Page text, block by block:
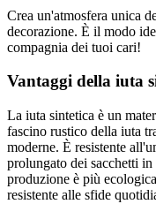
Crea un'atmosfera unica
decorazione. È il modo
compagnia dei tuoi cari!
Vantaggi della iuta
La iuta sintetica è un
fascino rustico della iuta
moderne. È resistente
prolungato dei sacchetti
produzione è più
resistente alle sfide